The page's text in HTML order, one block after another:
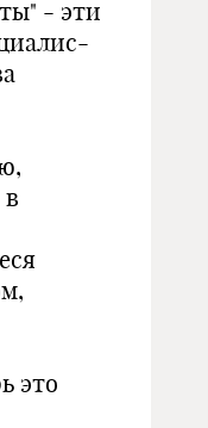
- эти
это